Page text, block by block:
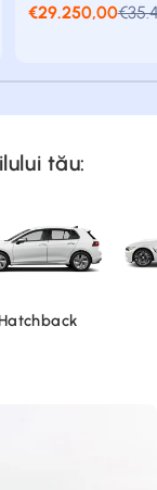
Preț
€29.250,00
Preț
tău: